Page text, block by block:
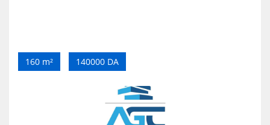
160 m² 140000 DA